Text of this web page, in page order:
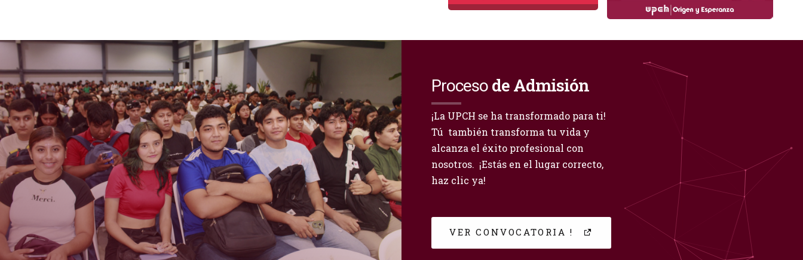
Proceso de Admisión
¡La UPCH se ha transformado para ti!
Tú también transforma tu vida y
alcanza el éxito profesional con
nosotros. ¡Estás en el lugar correcto,
haz clic ya!
VER CONVOCATORIA !